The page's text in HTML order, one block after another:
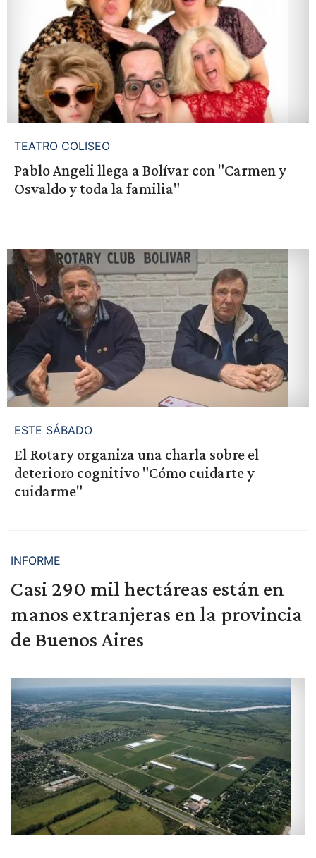
TEATRO COLISEO
Pablo Angeli llega a Bolívar con "Carmen y
Osvaldo y toda la familia"
ESTE SÁBADO
El Rotary organiza una charla sobre el
deterioro cognitivo "Cómo cuidarte y
cuidarme"
INFORME
Casi 290 mil hectáreas están en
manos extranjeras en la provincia
de Buenos Aires